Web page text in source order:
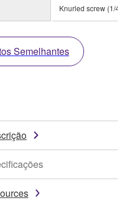
Knurled screw (1/4
Semelhantes